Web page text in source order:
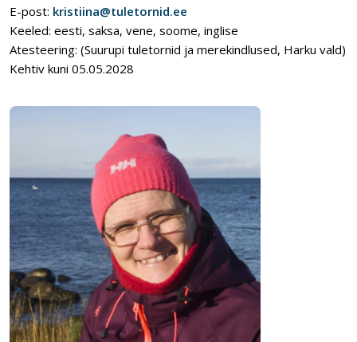
E-post: kristiina@tuletornid.ee
Keeled: eesti, saksa, vene, soome, inglise
Atesteering: (Suurupi tuletornid ja merekindlused, Harku vald)
Kehtiv kuni 05.05.2028